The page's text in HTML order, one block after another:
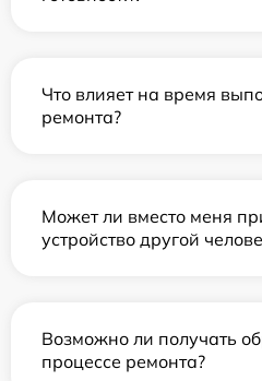
Что влияет на время
ремонта?
Может ли вместо меня
устройство другой
Возможно ли получать
процессе ремонта?